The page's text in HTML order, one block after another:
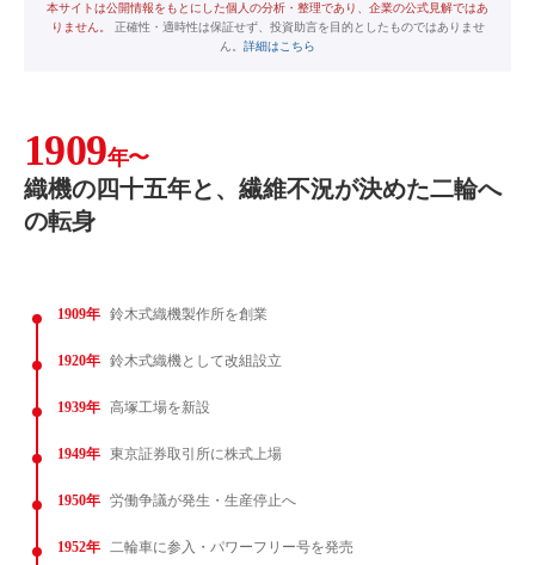
本サイトは公開情報をもとにした個人の分析・整理であり、企業の公式見解ではあ
りません。
正確性・適時性は保証せず、投資助言を目的としたものではありませ
ん。 詳細はこちら
1909年〜
織機の四十五年と、繊維不況が決めた二輪へ
の転身
1909年 鈴木式織機製作所を創業
1920年 鈴木式織機として改組設立
1939年 高塚工場を新設
1949年 東京証券取引所に株式上場
1950年 労働争議が発生・生産停止へ
1952年 二輪車に参入・パワーフリー号を発売